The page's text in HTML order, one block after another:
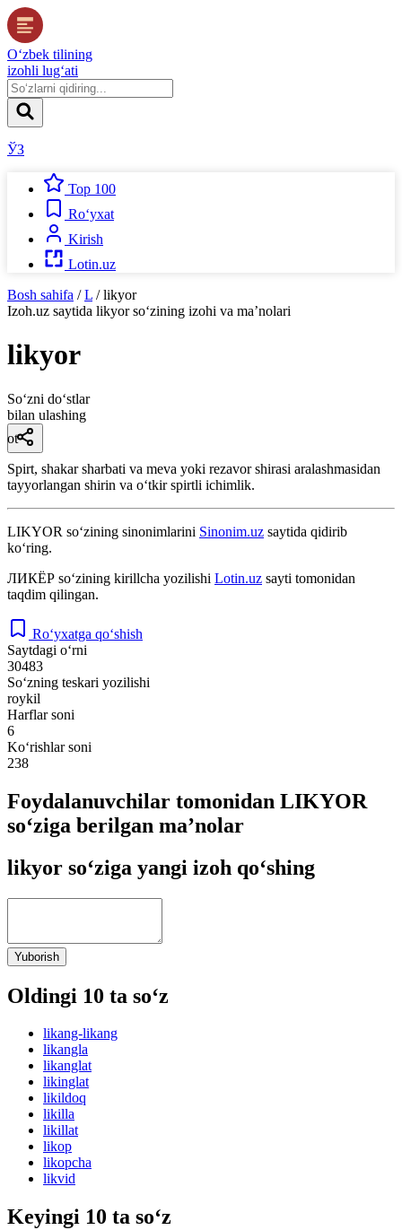
O‘zbek tilining
izohli lug‘ati
ЎЗ
Top 100
Ro‘yxat
Kirish
Lotin.uz
Bosh sahifa / L / likyor
Izoh.uz saytida likyorso‘zining izohi va ma’nolari
likyor
So‘zni do‘stlar
bilan ulashing
ot
Spirt, shakar sharbati va meva yoki rezavor shirasi aralashmasidan
tayyorlangan shirin va oʻtkir spirtli ichimlik.
LIKYOR so‘zining sinonimlarini Sinonim.uz saytida qidirib
ko‘ring.
ЛИКЁР so‘zining kirillcha yozilishi Lotin.uz sayti tomonidan
taqdim qilingan.
Ro‘yxatga qo‘shish
Saytdagi o‘rni
30483
So‘zning teskari yozilishi
roykil
Harflar soni
6
Ko‘rishlar soni
238
Foydalanuvchilar tomonidan LIKYOR
so‘ziga berilgan ma’nolar
likyor so‘ziga yangi izoh qo‘shing
Yuborish
Oldingi 10 ta so‘z
likang-likang
likangla
likanglat
likinglat
likildoq
likilla
likillat
likop
likopcha
likvid
Keyingi 10 ta so‘z